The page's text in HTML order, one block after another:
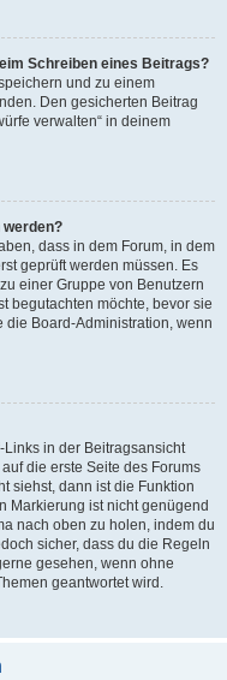
Schreiben eines Beitrags?
und zu einem
Den gesicherten Beitrag
verwalten“ in deinem
dass in dem Forum, in dem
geprüft werden müssen. Es
einer Gruppe von Benutzern
begutachten möchte, bevor sie
die Board-Administration, wenn
Links in der Beitragsansicht
die erste Seite des Forums
siehst, dann ist die Funktion
Markierung ist nicht genügend
nach oben zu holen, indem du
sicher, dass du die Regeln
gesehen, wenn ohne
geantwortet wird.